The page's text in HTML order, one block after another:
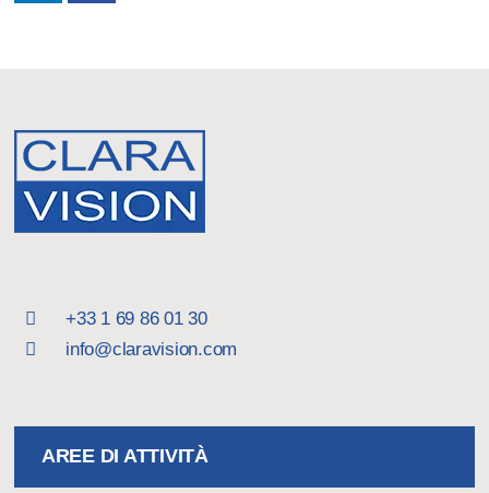
+33 1 69 86 01 30
info@claravision.com
AREE DI ATTIVITÀ